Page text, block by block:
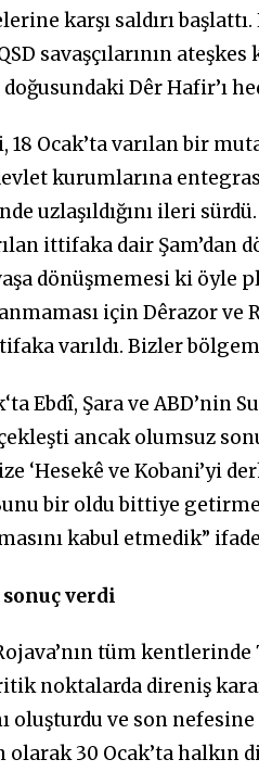
karşı saldırı
savaşçılarının
Dêr Hafir’ı
18 Ocak’ta varılan bir
kurumlarına
uzlaşıldığını ileri
ittifaka dair Şam’dan
dönüşmemesi ki öyle
için Dêrazor
varıldı. Bizler
Ebdî, Şara ve ABD’nin
ancak olumsuz
‘Hesekê ve Kobani’yi
bir oldu bittiye
kabul etmedik”
verdi
tüm kentlerinde
noktalarda direniş
oluşturdu ve son
olarak 30 Ocak’ta